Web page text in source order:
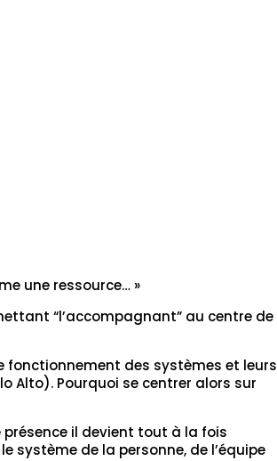
une ressource… »
“l’accompagnant” au centre de
fonctionnement des systèmes et leurs
Alto). Pourquoi se centrer alors sur
il devient tout à la fois
de la personne, de l’équipe